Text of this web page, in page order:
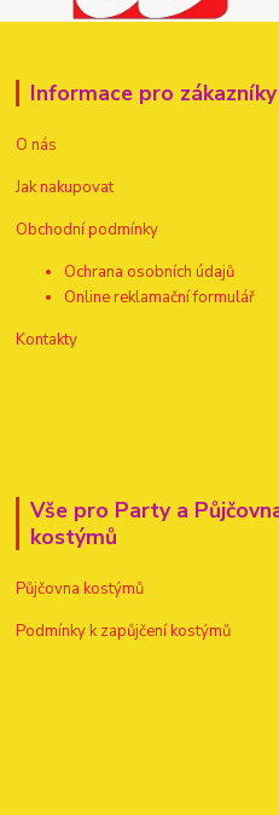
Informace pro zákazníky
O nás
Jak nakupovat
Obchodní podmínky
Ochrana osobních údajů
Online reklamační formulář
Kontakty
Vše pro Party a
kostýmů
Půjčovna kostýmů
Podmínky k zapůjčení kostýmů